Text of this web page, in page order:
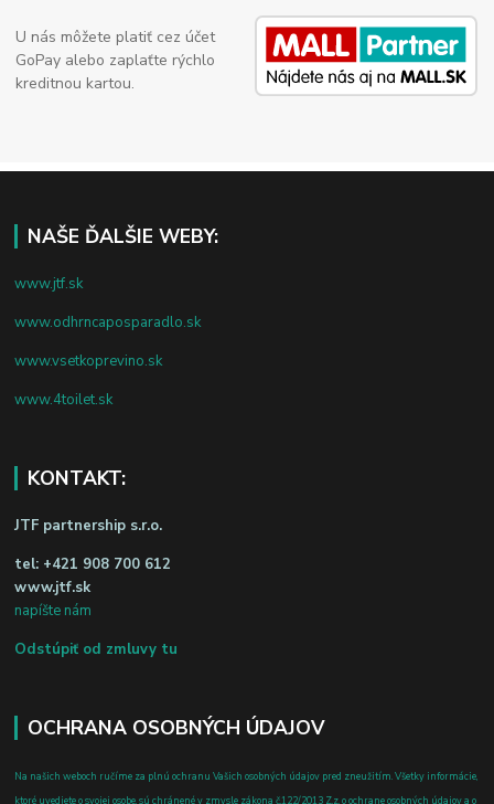
U nás môžete platiť cez účet
GoPay alebo zaplaťte rýchlo
kreditnou kartou.
NAŠE ĎALŠIE WEBY:
www.jtf.sk
www.odhrncaposparadlo.sk
www.vsetkoprevino.sk
www.4toilet.sk
KONTAKT:
JTF partnership s.r.o.
tel: +421 908 700 612
www.jtf.sk
napíšte nám
Odstúpiť od zmluvy tu
OCHRANA OSOBNÝCH ÚDAJOV
Na našich weboch ručíme za plnú ochranu Vašich osobných údajov pred zneužitím. Všetky informácie,
ktoré uvediete o svojej osobe, sú chránené v zmysle zákona č.122/2013 Z.z. o ochrane osobných údajov a o